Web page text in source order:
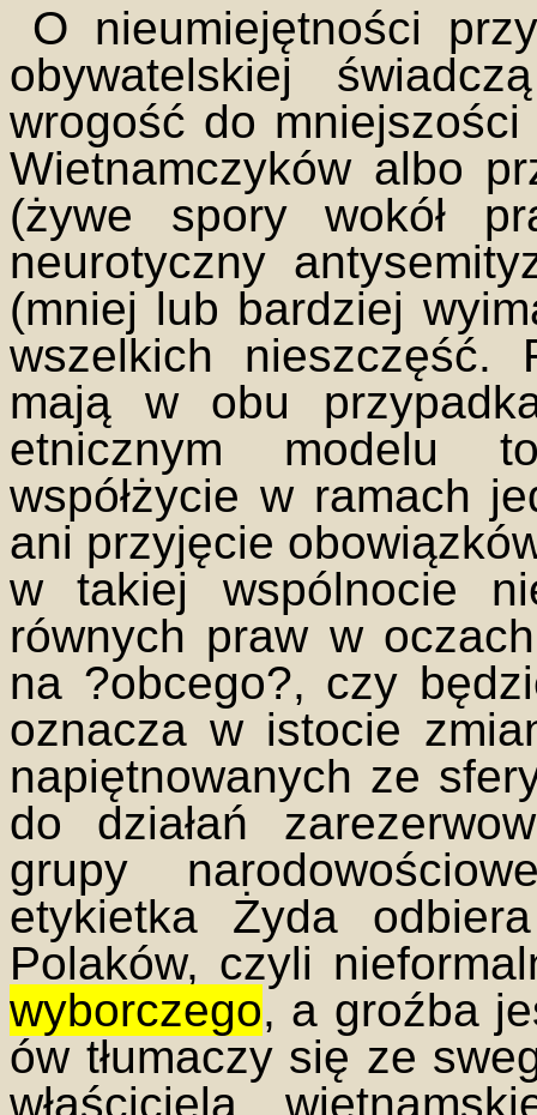
O nieumiejętności
obywatelskiej
wrogość do
Wietnamczyków albo
(żywe spory wokół
neurotyczny
(mniej lub bardziej
wszelkich nieszczęść.
mają w obu
etnicznym modelu
współżycie w ramach
ani przyjęcie
w takiej wspólnocie
równych praw w
na ?obcego?, czy
oznacza w istocie
napiętnowanych ze
do działań
grupy
etykietka Żyda
Polaków, czyli
wyborczego, a groźba
ów tłumaczy się ze
właściciela